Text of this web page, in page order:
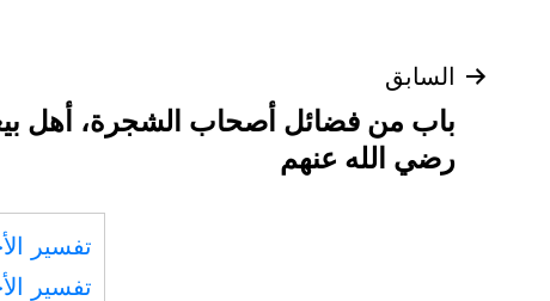
تصفّح
المقالات
السابق
باب من فضائل أصحاب الشجرة، أهل
رضي الله عنهم
تفسير
تفسير